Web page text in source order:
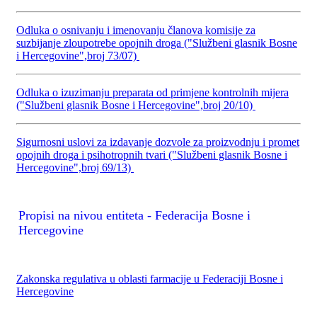
Odluka o osnivanju i imenovanju članova komisije za
suzbijanje zloupotrebe opojnih droga ("Službeni glasnik Bosne
i Hercegovine",broj 73/07)
Odluka o izuzimanju preparata od primjene kontrolnih mijera
("Službeni glasnik Bosne i Hercegovine",broj 20/10)
Sigurnosni uslovi za izdavanje dozvole za proizvodnju i promet
opojnih droga i psihotropnih tvari ("Službeni glasnik Bosne i
Hercegovine",broj 69/13)
Propisi na nivou entiteta - Federacija Bosne i
Hercegovine
Zakonska regulativa u oblasti farmacije u Federaciji Bosne i
Hercegovine